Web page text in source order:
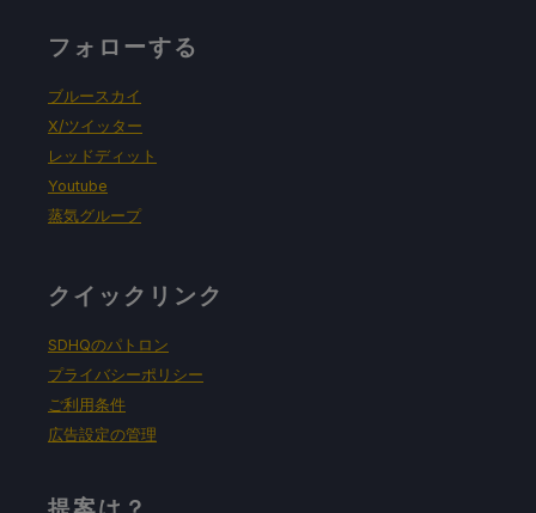
フォローする
ブルースカイ
X/ツイッター
レッドディット
Youtube
蒸気グループ
クイックリンク
SDHQのパトロン
プライバシーポリシー
ご利用条件
広告設定の管理